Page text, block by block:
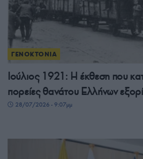
ΓΕΝΟΚΤΟΝΙΑ
Ιούλιος 1921: Η έκθεση που
πορείες θανάτου Ελλήνων
28/07/2026 - 9:07μμ